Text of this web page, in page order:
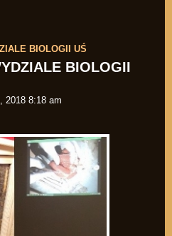
BIOLOGII UŚ
BIOLOGII
2018 8:18 am